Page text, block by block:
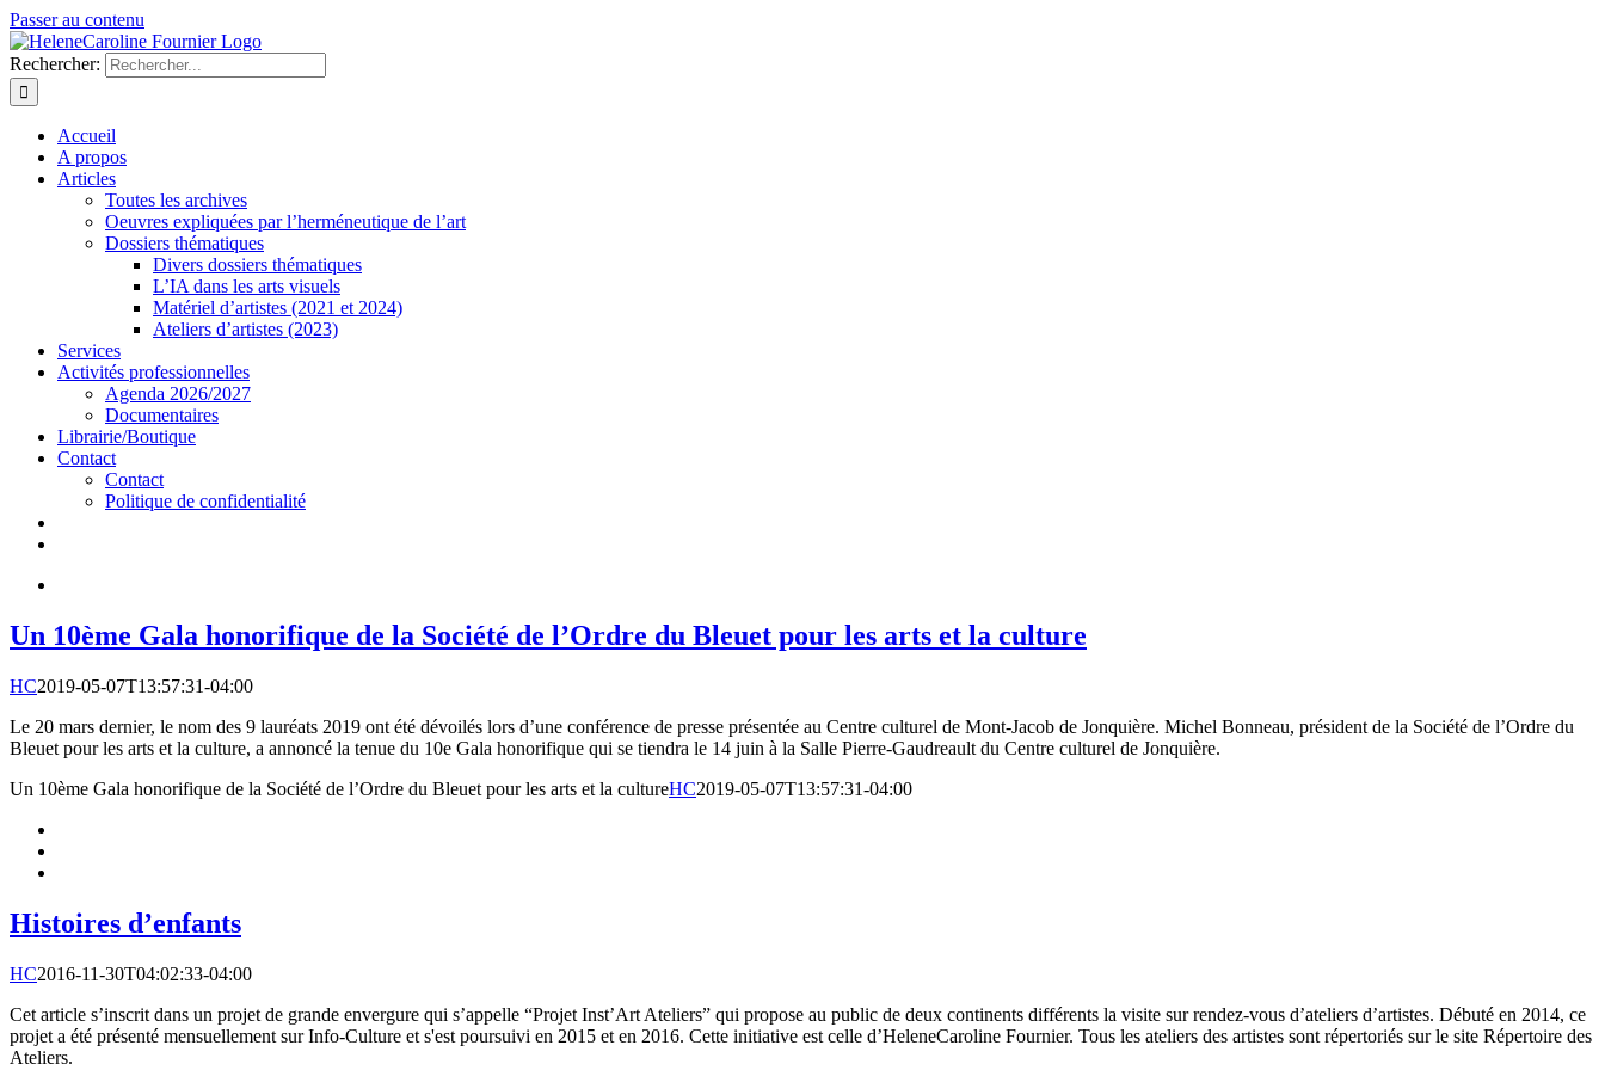
Passer au contenu
Rechercher:
Accueil
A propos
Articles
Toutes les archives
Oeuvres expliquées par l’herméneutique de l’art
Dossiers thématiques
Divers dossiers thématiques
L’IA dans les arts visuels
Matériel d’artistes (2021 et 2024)
Ateliers d’artistes (2023)
Services
Activités professionnelles
Agenda 2026/2027
Documentaires
Librairie/Boutique
Contact
Contact
Politique de confidentialité
Un 10ème Gala honorifique de la Société de l’Ordre du Bleuet pour les arts et la culture
HC2019-05-07T13:57:31-04:00
Le 20 mars dernier, le nom des 9 lauréats 2019 ont été dévoilés lors d’une conférence de presse présentée au Centre culturel de Mont-Jacob de Jonquière. Michel Bonneau, président de la Société de l’Ordre du
Bleuet pour les arts et la culture, a annoncé la tenue du 10e Gala honorifique qui se tiendra le 14 juin à la Salle Pierre-Gaudreault du Centre culturel de Jonquière.
Un 10ème Gala honorifique de la Société de l’Ordre du Bleuet pour les arts et la cultureHC2019-05-07T13:57:31-04:00
Histoires d’enfants
HC2016-11-30T04:02:33-04:00
Cet article s’inscrit dans un projet de grande envergure qui s’appelle “Projet Inst’Art Ateliers” qui propose au public de deux continents différents la visite sur rendez-vous d’ateliers d’artistes. Débuté en 2014, ce
projet a été présenté mensuellement sur Info-Culture et s'est poursuivi en 2015 et en 2016. Cette initiative est celle d’HeleneCaroline Fournier. Tous les ateliers des artistes sont répertoriés sur le site Répertoire des
Ateliers.